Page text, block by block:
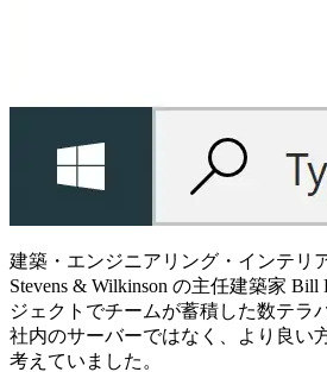
建築・エンジニアリング・インテリ
Stevens & Wilkinson の主任建築家
ジェクトでチームが蓄積した数テラ
社内のサーバーではなく、より良い
考えていました。